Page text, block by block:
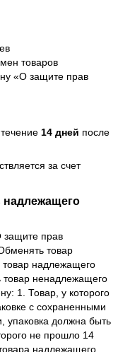
товаров
«О защите прав
14 дней после
за счет
надлежащего
защите прав
товар
товар надлежащего
товар ненадлежащего
1. Товар, у которого
с сохраненными
упаковка должна быть
не прошло 14
надлежащего